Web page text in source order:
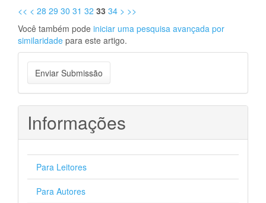
<< < 28 29 30 31 32 33 34 > >>
Você também pode iniciar uma pesquisa avançada por
similaridade para este artigo.
Enviar
Submissão
Enviar Submissão
Informações
Para Leitores
Para Autores